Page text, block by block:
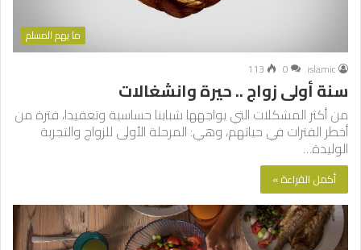
ما يهم المسلم
islamic
0
113
سنة أولى زواج .. حيرة وانشغالات
من أكثر المشكلات التي يواجهها شبابنا حساسية وتعقيدا، فترة من
أخطر الفترات في حياتهم، وهي: المرحلة الأولى للزواج والتجربة
الوليدة…
أكمل القراءة »